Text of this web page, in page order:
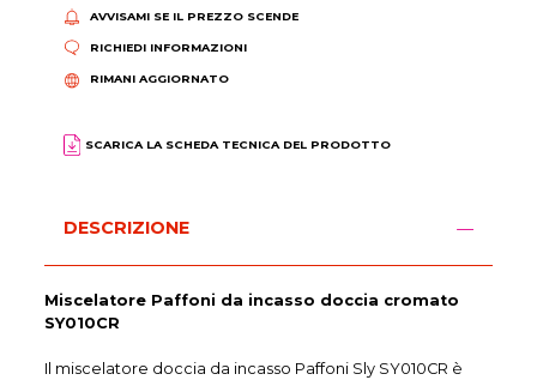
AVVISAMI SE IL PREZZO SCENDE
RICHIEDI INFORMAZIONI
RIMANI AGGIORNATO
SCARICA LA SCHEDA TECNICA DEL PRODOTTO
DESCRIZIONE
Miscelatore Paffoni da incasso doccia cromato
SY010CR
Il miscelatore doccia da incasso Paffoni Sly SY010CR è